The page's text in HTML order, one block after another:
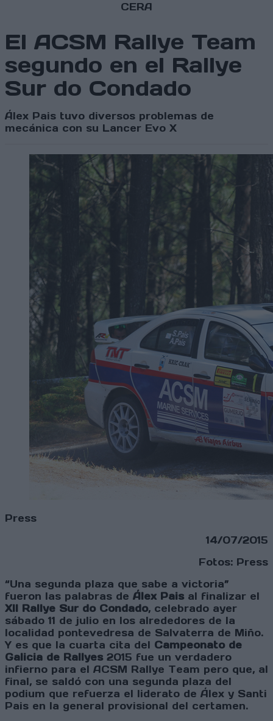
CERA
El ACSM Rallye Team
segundo en el Rallye
Sur do Condado
Álex Pais tuvo diversos problemas de
mecánica con su Lancer Evo X
Press
14/07/2015
Fotos: Press
“Una segunda plaza que sabe a victoria”
fueron las palabras de Álex Pais al finalizar el
XII Rallye Sur do Condado, celebrado ayer
sábado 11 de julio en los alrededores de la
localidad pontevedresa de Salvaterra de Miño.
Y es que la cuarta cita del Campeonato de
Galicia de Rallyes 2015 fue un verdadero
infierno para el ACSM Rallye Team pero que, al
final, se saldó con una segunda plaza del
podium que refuerza el liderato de Álex y Santi
Pais en la general provisional del certamen.